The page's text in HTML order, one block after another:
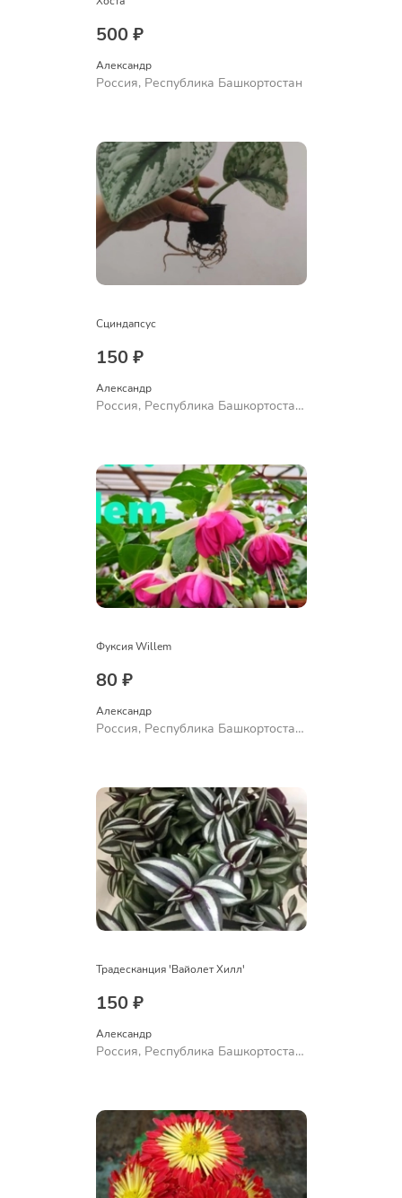
500 ₽
Александр
Россия, Республика Башкортостан
Сциндапсус
150 ₽
Александр
Россия, Республика Башкортостан,
Фуксия Willem
80 ₽
Александр
Россия, Республика Башкортостан,
Традесканция 'Вайолет Хилл'
150 ₽
Александр
Россия, Республика Башкортостан,